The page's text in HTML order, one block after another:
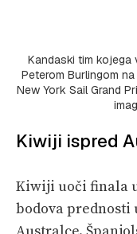
Kandaski tim
Peterom Burlingom
New York Sail Grand
Kiwiji ispred
Kiwiji uoči finala
bodova prednosti